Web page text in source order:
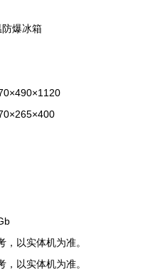
爆冰箱
以实体机为准。
以实体机为准。